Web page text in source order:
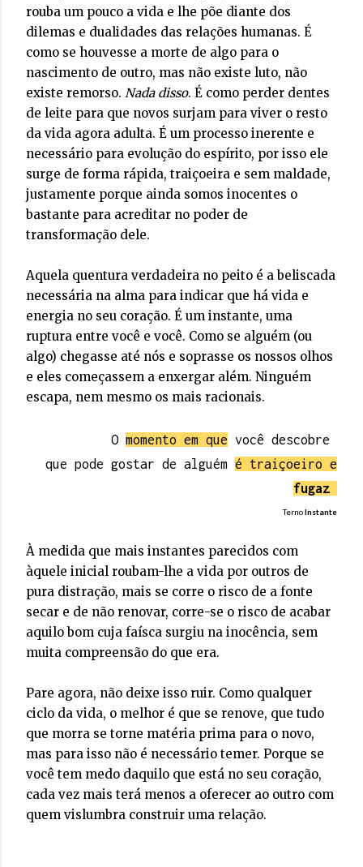
rouba um pouco a vida e lhe põe diante dos
dilemas e dualidades das relações humanas. É
como se houvesse a morte de algo para o
nascimento de outro, mas não existe luto, não
existe remorso. Nada disso. É como perder dentes
de leite para que novos surjam para viver o resto
da vida agora adulta. É um processo inerente e
necessário para evolução do espírito, por isso ele
surge de forma rápida, traiçoeira e sem maldade,
justamente porque ainda somos inocentes o
bastante para acreditar no poder de
transformação dele.
Aquela quentura verdadeira no peito é a beliscada
necessária na alma para indicar que há vida e
energia no seu coração. É um instante, uma
ruptura entre você e você. Como se alguém (ou
algo) chegasse até nós e soprasse os nossos olhos
e eles começassem a enxergar além. Ninguém
escapa, nem mesmo os mais racionais.
O momento em que você descobre
que pode gostar de alguém é traiçoeiro e
fugaz
TernoInstante
À medida que mais instantes parecidos com
àquele inicial roubam-lhe a vida por outros de
pura distração, mais se corre o risco de a fonte
secar e de não renovar, corre-se o risco de acabar
aquilo bom cuja faísca surgiu na inocência, sem
muita compreensão do que era.
Pare agora, não deixe isso ruir. Como qualquer
ciclo da vida, o melhor é que se renove, que tudo
que morra se torne matéria prima para o novo,
mas para isso não é necessário temer. Porque se
você tem medo daquilo que está no seu coração,
cada vez mais terá menos a oferecer ao outro com
quem vislumbra construir uma relação.